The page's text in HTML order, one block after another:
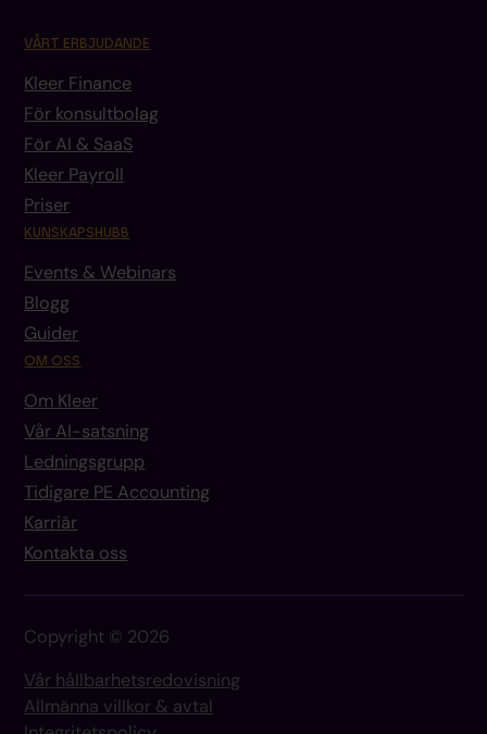
VÅRT ERBJUDANDE
Kleer Finance
För konsultbolag
För AI & SaaS
Kleer Payroll
Priser
KUNSKAPSHUBB
Events & Webinars
Blogg
Guider
OM OSS
Om Kleer
Vår AI-satsning
Ledningsgrupp
Tidigare PE Accounting
Karriär
Kontakta oss
Copyright © 2026
Vår hållbarhetsredovisning
Allmänna villkor & avtal